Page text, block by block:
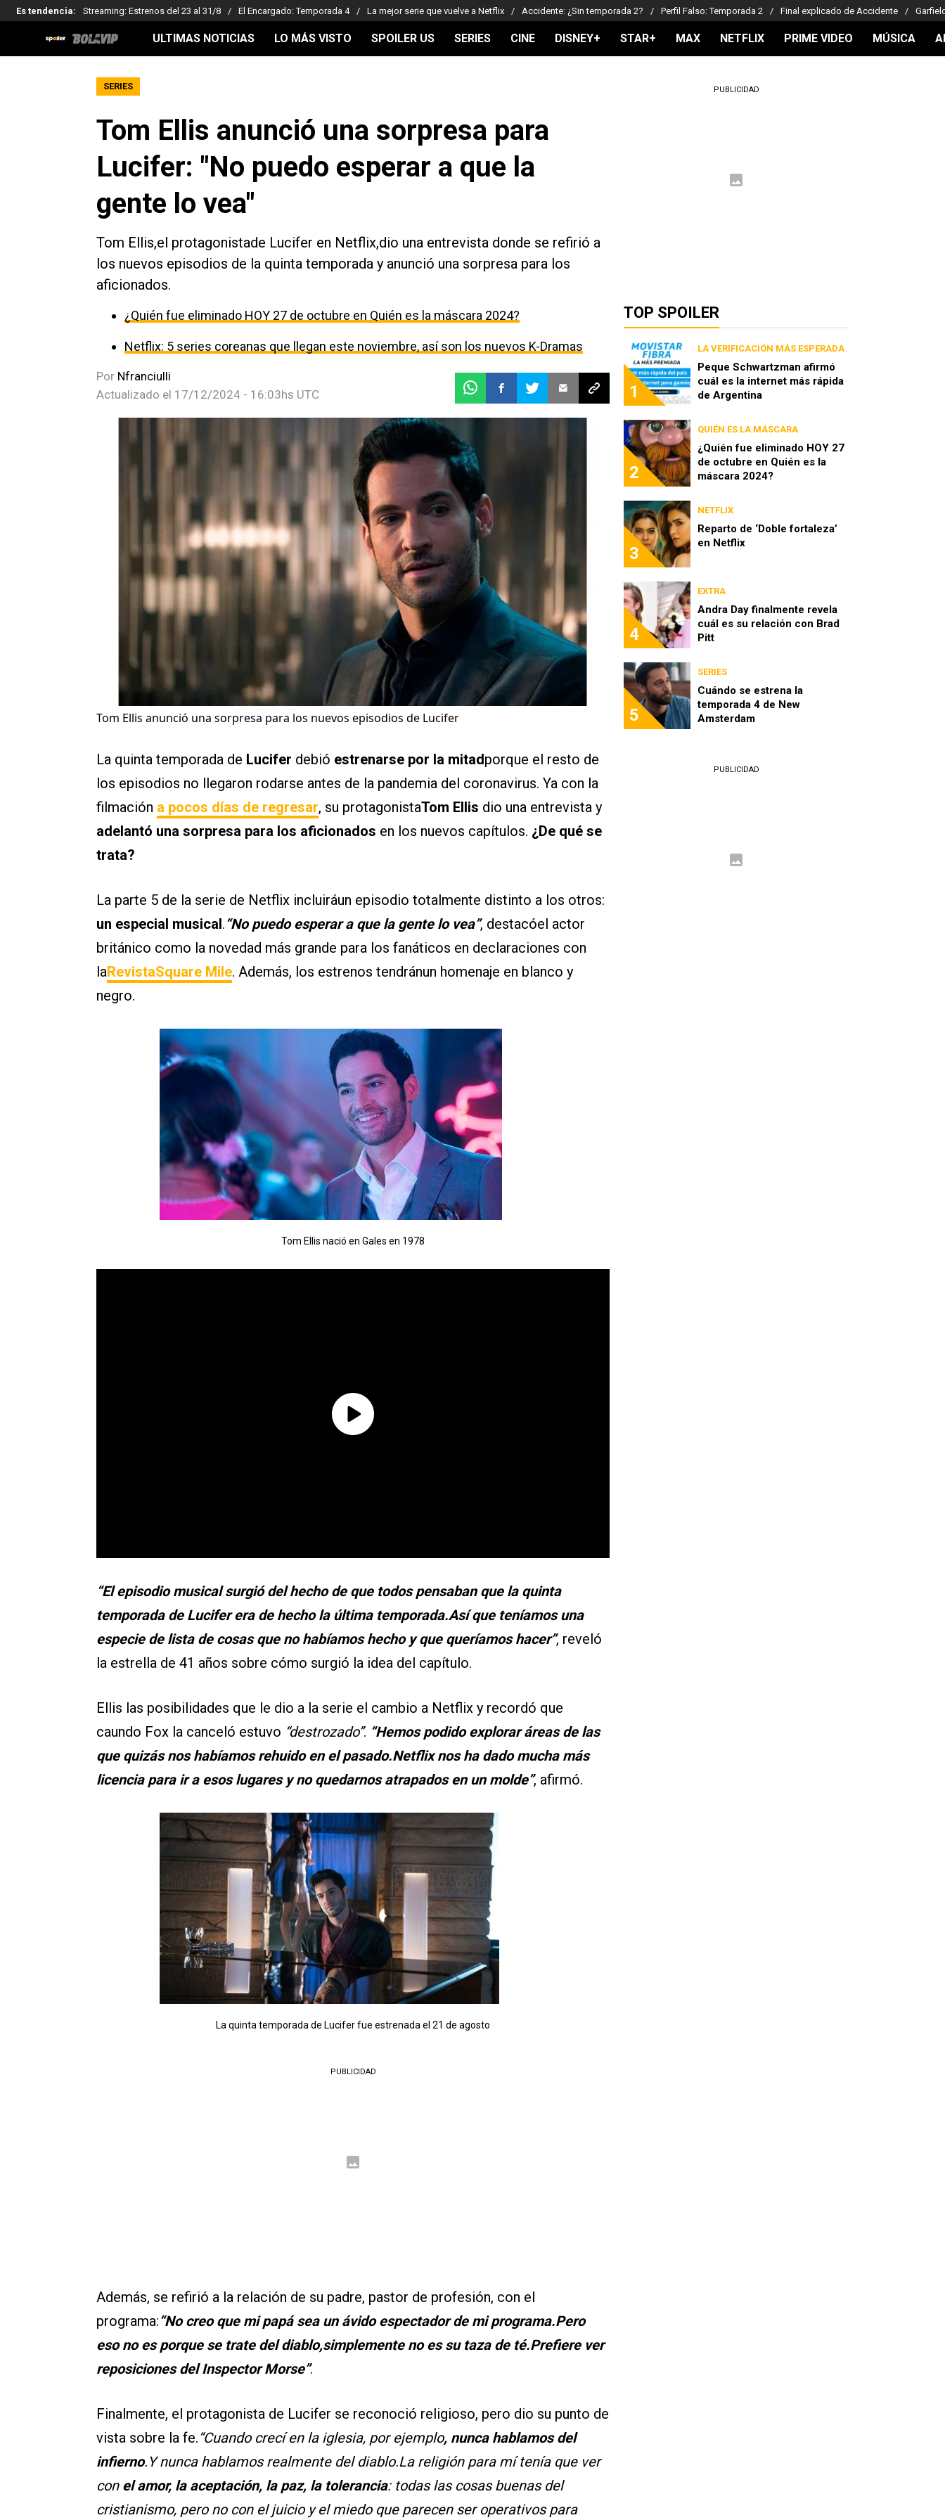
Es tendencia: Streaming: Estrenos del 23 al 31/8 El Encargado: Temporada 4 La mejor serie que vuelve a Netflix Accidente: ¿Sin temporada 2? Perfil Falso: Temporada 2 Final explicado de Accidente
ULTIMAS NOTICIAS LO MÁS VISTO SPOILER US SERIES CINE DISNEY+ STAR+ MAX NETFLIX PRIME VIDEO MÚSICA
SERIES
Tom Ellis anunció una sorpresa para
Lucifer: "No puedo esperar a que la
gente lo vea"
Tom Ellis,el protagonistade Lucifer en Netflix,dio una entrevista donde se refirió a
los nuevos episodios de la quinta temporada y anunció una sorpresa para los
aficionados.
¿Quién fue eliminado HOY 27 de octubre en Quién es la máscara 2024?
Netflix: 5 series coreanas que llegan este noviembre, así son los nuevos K-Dramas
Por Nfranciulli
Actualizado el 17/12/2024 - 16:03hs UTC
Tom Ellis anunció una sorpresa para los nuevos episodios de Lucifer
La quinta temporada de Lucifer debió estrenarse por la mitadporque el resto de
los episodios no llegaron rodarse antes de la pandemia del coronavirus. Ya con la
filmación a pocos días de regresar, su protagonistaTom Ellis dio una entrevista y
adelantó una sorpresa para los aficionados en los nuevos capítulos. ¿De qué se
trata?
La parte 5 de la serie de Netflix incluiráun episodio totalmente distinto a los otros:
un especial musical.“No puedo esperar a que la gente lo vea”, destacóel actor
británico como la novedad más grande para los fanáticos en declaraciones con
laRevistaSquare Mile. Además, los estrenos tendránun homenaje en blanco y
negro.
Tom Ellis nació en Gales en 1978
“El episodio musical surgió del hecho de que todos pensaban que la quinta
temporada de Lucifer era de hecho la última temporada.Así que teníamos una
especie de lista de cosas que no habíamos hecho y que queríamos hacer”, reveló
la estrella de 41 años sobre cómo surgió la idea del capítulo.
Ellis las posibilidades que le dio a la serie el cambio a Netflix y recordó que
caundo Fox la canceló estuvo “destrozado”. “Hemos podido explorar áreas de las
que quizás nos habíamos rehuido en el pasado.Netflix nos ha dado mucha más
licencia para ir a esos lugares y no quedarnos atrapados en un molde”, afirmó.
La quinta temporada de Lucifer fue estrenada el 21 de agosto
PUBLICIDAD
Además, se refirió a la relación de su padre, pastor de profesión, con el
programa:“No creo que mi papá sea un ávido espectador de mi programa.Pero
eso no es porque se trate del diablo,simplemente no es su taza de té.Prefiere ver
reposiciones del Inspector Morse”.
Finalmente, el protagonista de Lucifer se reconoció religioso, pero dio su punto de
vista sobre la fe.“Cuando crecí en la iglesia, por ejemplo, nunca hablamos del
infierno.Y nunca hablamos realmente del diablo.La religión para mí tenía que ver
conel amor, la aceptación, la paz, la tolerancia: todas las cosas buenas del
cristianismo, pero no con el juicio y el miedo que parecen ser operativos para
PUBLICIDAD
TOP SPOILER
1
LA VERIFICACIÓN MÁS ESPERADA
Peque Schwartzman afirmó
cuál es la internet más rápida
de Argentina
2
QUIÉN ES LA MÁSCARA
¿Quién fue eliminado HOY 27
de octubre en Quién es la
máscara 2024?
3
NETFLIX
Reparto de ‘Doble fortaleza’
en Netflix
4
EXTRA
Andra Day finalmente revela
cuál es su relación con Brad
Pitt
5
SERIES
Cuándo se estrena la
temporada 4 de New
Amsterdam
PUBLICIDAD